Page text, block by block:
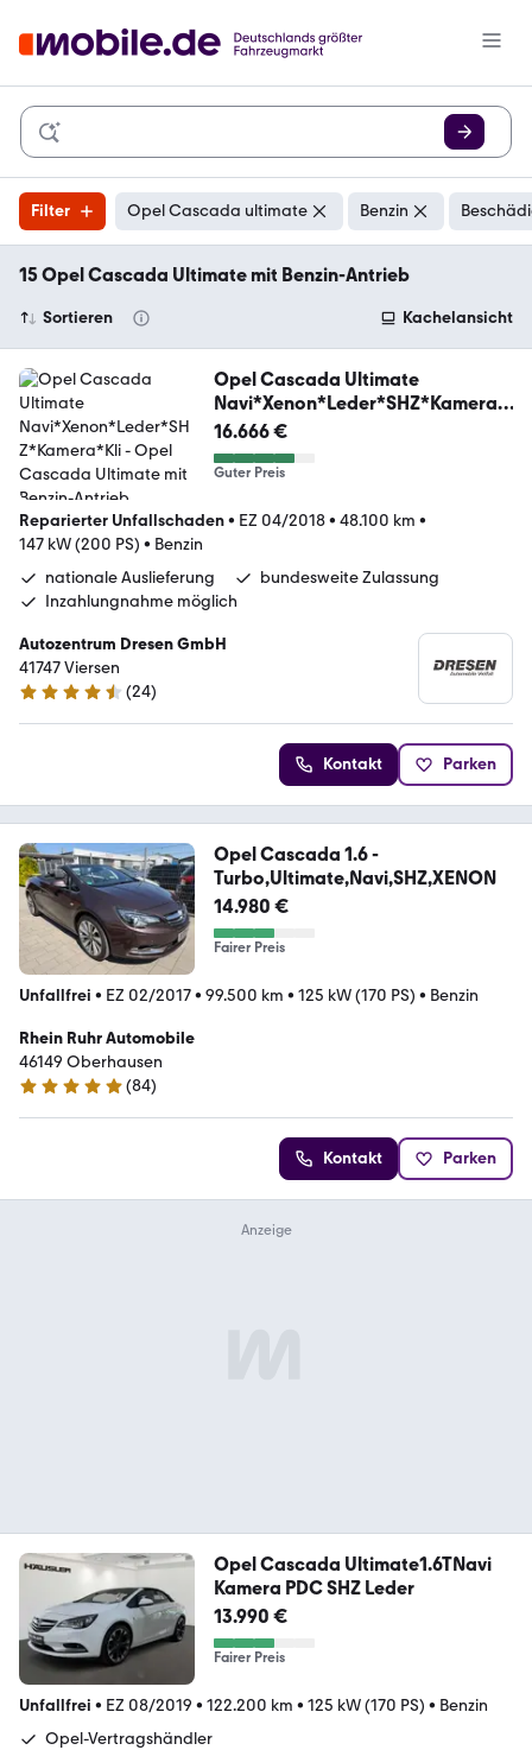
Filter Opel Cascada ultimate Benzin
15 Opel Cascada Ultimate mit Benzin-Antrieb
Sortieren Kachelansicht
Opel Cascada Ultimate
Navi*Xenon*Leder*SHZ*Kamera*
Kli
16.666 €
Guter Preis
Reparierter Unfallschaden• EZ 04/2018• 48.100 km •
147 kW (200 PS) • Benzin
nationale Auslieferung
bundesweite Zulassung
Inzahlungnahme möglich
Autozentrum Dresen GmbH
41747 Viersen
4.4 Sterne
(24)
Kontakt Parken
Opel Cascada 1.6 -
Turbo,Ultimate,Navi,SHZ,XENON
14.980 €
Fairer Preis
Unfallfrei • EZ 02/2017• 99.500 km • 125 kW (170 PS) • Benzin
Rhein Ruhr Automobile
46149 Oberhausen
4.9 Sterne
(84)
Kontakt Parken
Opel Cascada Ultimate1.6TNavi
Kamera PDC SHZ Leder
13.990 €
Fairer Preis
Unfallfrei • EZ 08/2019 • 122.200 km • 125 kW (170 PS) • Benzin
Opel-Vertragshändler